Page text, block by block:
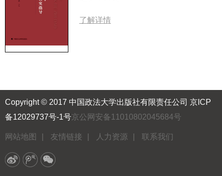
了解详情
Copyright © 2017 中国政法大学出版社有限责任公司 京ICP
备12029737号-1号京公网安备11010802045684号
网站地图 友情链接 人力资源 联系我们